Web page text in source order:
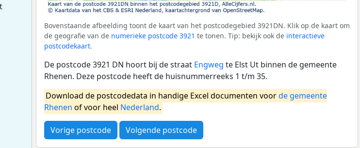
Bovenstaande afbeelding toont de kaart van het postcodegebied 3921DN. Klik op de kaart om
de geografie van de numerieke postcode 3921 te tonen. Tip: bekijk ook de interactieve
postcodekaart.
De postcode 3921 DN hoort bij de straat Engweg te Elst Ut binnen de gemeente
Rhenen. Deze postcode heeft de huisnummerreeks 1 t/m 35.
Download de postcodedata in handige Excel documenten voorde gemeente
Rhenen of voor heel Nederland.
Vorige postcode Volgende postcode